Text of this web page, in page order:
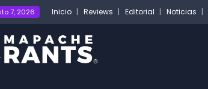
7, 2026 Inicio Reviews Editorial Noticias